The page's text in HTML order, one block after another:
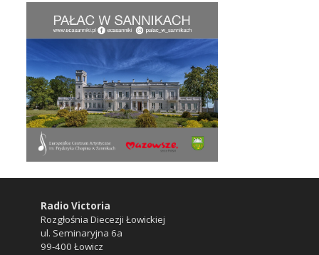
Radio Victoria
Rozgłośnia Diecezji Łowickiej
ul. Seminaryjna 6a
99-400 Łowicz